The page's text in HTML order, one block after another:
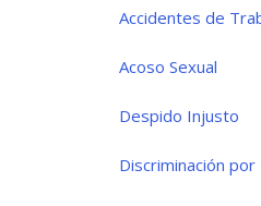
Accidentes de
Acoso Sexual
Despido Injusto
Discriminación por